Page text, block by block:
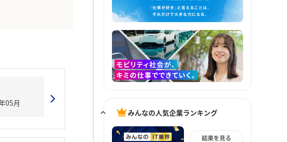
みんなの人気企業ランキング
結果を見る